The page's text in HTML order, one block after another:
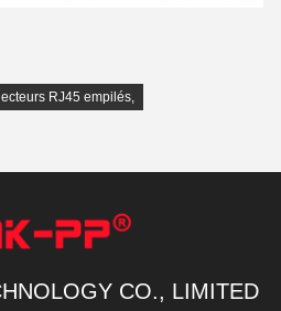
RJ45 empilés,
CO., LIMITED